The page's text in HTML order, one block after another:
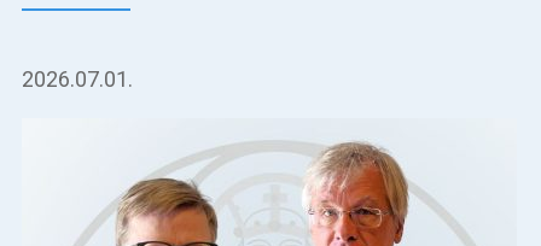
2026.07.01.